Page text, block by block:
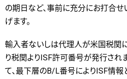
の期日など、事前に充分にお打合せ
げます。
輸入者ないしは代理人が米国税関
り税関よりISF許可番号が発行され
て、最下層のB/L番号によりISF情